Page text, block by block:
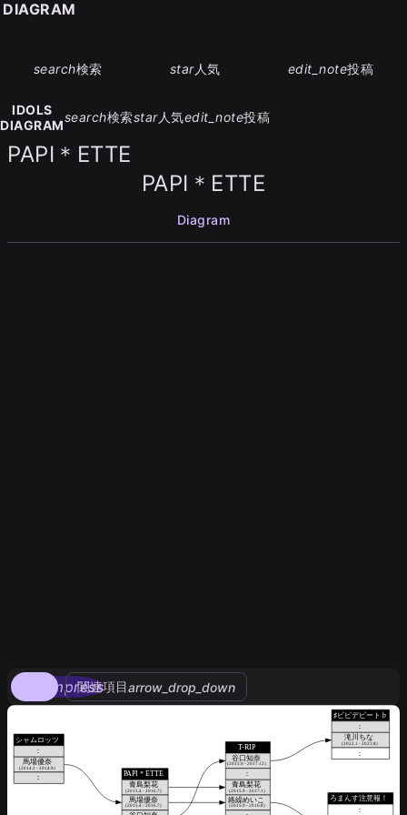
search検索 star人気 edit_note投稿
IDOLS
DIAGRAM
search検索star人気edit_note投稿
PAPI＊ETTE
PAPI＊ETTE
Diagram
compress
関連項目arrow_drop_down